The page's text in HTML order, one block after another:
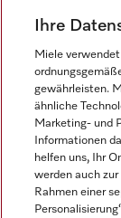
Miele aufMiele auf
Ihre
Miele
gewährleisten.
ähnliche
Marketing- und
Informationen
helfen uns, Ihr
werden auch
Rahmen einer